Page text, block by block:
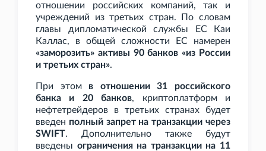
отношении российских компаний, так и
учреждений из третьих стран. По словам
главы дипломатической службы ЕС Каи
Каллас, в общей сложности ЕС намерен
«заморозить» активы 90 банков «из России
и третьих стран».
При этом в отношении 31 российского
банка и 20 банков, криптоплатформ и
нефтетрейдеров в третьих странах будет
введен полный запрет на транзакции через
SWIFT. Дополнительно также будут
введены ограничения на транзакции на 11